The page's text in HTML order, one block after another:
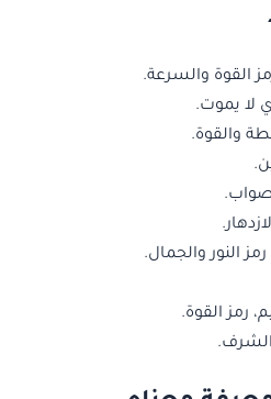
القوة والسرعة.
لا يموت.
والقوة.
النور والجمال.
رمز القوة.